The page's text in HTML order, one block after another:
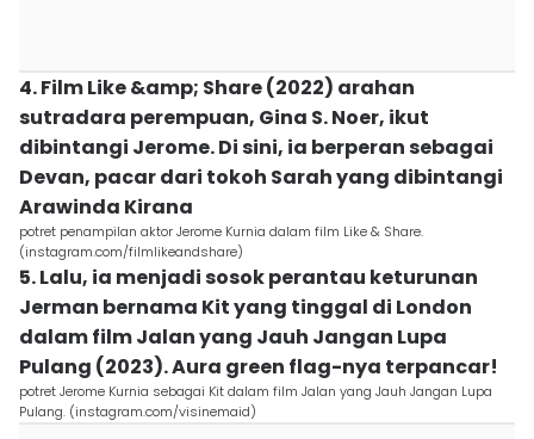
4. Film Like &amp; Share (2022) arahan
sutradara perempuan, Gina S. Noer, ikut
dibintangi Jerome. Di sini, ia berperan sebagai
Devan, pacar dari tokoh Sarah yang dibintangi
Arawinda Kirana
potret penampilan aktor Jerome Kurnia dalam film Like & Share.
(instagram.com/filmlikeandshare)
5. Lalu, ia menjadi sosok perantau keturunan
Jerman bernama Kit yang tinggal di London
dalam film Jalan yang Jauh Jangan Lupa
Pulang (2023). Aura green flag-nya terpancar!
potret Jerome Kurnia sebagai Kit dalam film Jalan yang Jauh Jangan Lupa
Pulang. (instagram.com/visinemaid)